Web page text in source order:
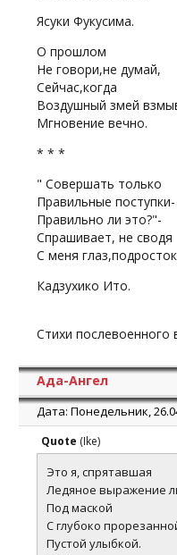
Ясуки Фукусима.
О прошлом
Не говори,не думай,
Сейчас,когда
Воздушный змей
Мгновение вечно.
* * *
" Совершать только
Правильные поступки-
Правильно ли это?"-
Спрашивает, не сводя
С меня
Кадзухико Ито.
Стихи послевоенного
Ада-Ангел
Дата: Понедельник,
Quote (Ike)
Это я, спрятавшая
Ледяное выражение
Под маской
С глубоко
Пустой улыбкой.